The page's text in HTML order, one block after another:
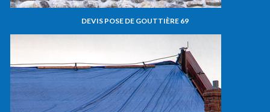
DEVIS POSE DE GOUTTIÈRE 69